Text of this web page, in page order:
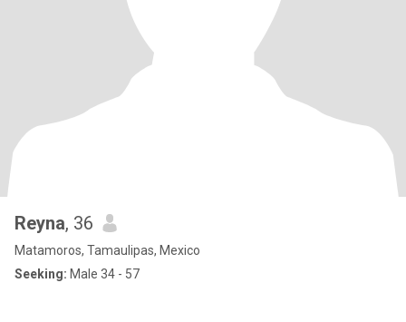
Reyna, 36
Matamoros, Tamaulipas, Mexico
Seeking: Male 34 - 57